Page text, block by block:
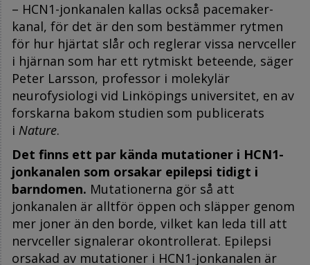
– HCN1-jonkanalen kallas också pacemaker-
kanal, för det är den som bestämmer rytmen
för hur hjärtat slår och reglerar vissa nervceller
i hjärnan som har ett rytmiskt beteende, säger
Peter Larsson, professor i molekylär
neurofysiologi vid Linköpings universitet, en av
forskarna bakom studien som publicerats
i Nature.
Det finns ett par kända mutationer i HCN1-
jonkanalen som orsakar epilepsi tidigt i
barndomen. Mutationerna gör så att
jonkanalen är alltför öppen och släpper genom
mer joner än den borde, vilket kan leda till att
nervceller signalerar okontrollerat. Epilepsi
orsakad av mutationer i HCN1-jonkanalen är